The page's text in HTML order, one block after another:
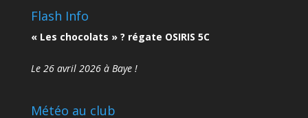
Flash Info
« Les chocolats » ? régate OSIRIS 5C
Le 26 avril 2026 à Baye !
Météo au club